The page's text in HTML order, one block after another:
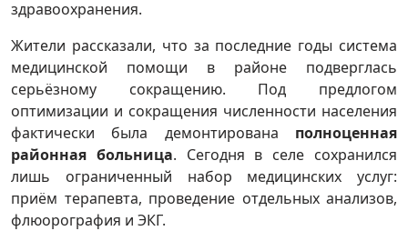
здравоохранения.
Жители рассказали, что за последние годы система
медицинской помощи в районе подверглась
серьёзному сокращению. Под предлогом
оптимизации и сокращения численности населения
фактически была демонтирована полноценная
районная больница. Сегодня в селе сохранился
лишь ограниченный набор медицинских услуг:
приём терапевта, проведение отдельных анализов,
флюорография и ЭКГ.